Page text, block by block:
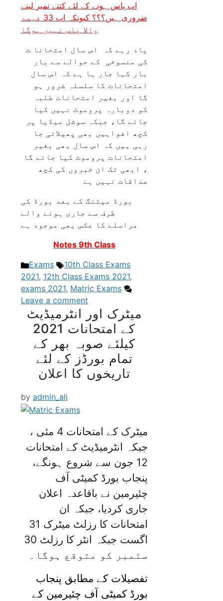
اب پاس ہونے کے لئے کتنے نمبر لینے
ضروری ہیں؟؟؟ کیونکہ اب 33 فیصد
والا پاس نہیں ہوگا
یاد رہے کہ اس سال امتحانا ت
کی منسوخی کے حوالے سے بار
بار کہا جار ہا ہے کہ اس سال
امتحانات کا سلسلہ ضرور ہو
گا اور بغیر امتحانات طلبہ
کو دوبارہ پروموٹ نہیں کیا
جائے گا، جبکہ سوشل میڈیا پر
کچھ افواہیں بھی پھیلائی جا
رہی ہیں کہ اس سال بھی بغیر
امتحانات پروموٹ کیا جائے گا
، ابھی تک ان خبروں کی کچھ
صداقات نہیں ہے
بورڈ میٹنگ کے بعد بورڈ کی
طرف سے جاری ہونے والے
مراسلے کا عکس بھی موجود ہے
Notes 9th Class
Categories
Exams Tags
10th Class Exams
2021, 12th Class Exams 2021,
exams 2021, Matric Exams
Leave a comment
میٹرک اور انٹرمیڈیٹ
کے امتحانات 2021
کیلئے صوبہ بھر کے
تمام بورڈز کے لئے
تاریخوں کا اعلان
by admin_ali
میٹرک کے امتحانات 4 مئی ،
جبکہ انٹرمیڈیٹ کے امتحانات
12 جون سے شروع ہونگے،
پنجاب بورڈ کمیٹی آف
چئیرمین نے باقاعدہ اعلان
جاری کردیا، جبکہ ان
امتحانات کا رزلٹ میٹرک 31
اگست جبکہ انٹر کا رزلٹ 30
ستمبر کو متوقع ہوگا۔
تفصیلات کے مطابق پنجاب
بورڈ کمیٹی آف چئیرمین کے